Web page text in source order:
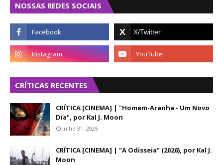
NOSSAS REDES SOCIAIS
CRÍTICAS RECENTES
CRÍTICA [CINEMA] | "Homem-Aranha - Um Novo
Dia", por Kal J. Moon
Julho 31, 2026
CRÍTICA [CINEMA] | "A Odisseia" (2026), por Kal J.
Moon